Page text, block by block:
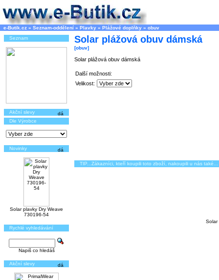
e-Butik.cz » Seznam-oddělení » Plavky » Plážové doplňky » obuv
Seznam
Akční slevy
Dle Výrobce
Novinky
Solar plavky Dry Weave
730196-54
Rychlé vyhledávání
Napiš co hledáš
Akční slevy
Solar plážová obuv dámská
[obuv]
Solar plážová obuv dámská
Další možnosti:
Velikost:
TIP...Zákazníci, kteří koupili toto zboží, nakoupili u nás také...
Solar